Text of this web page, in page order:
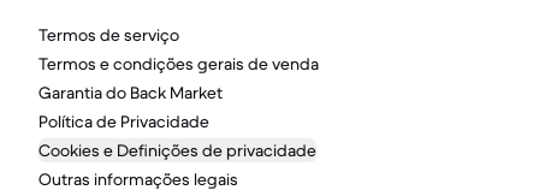
Termos de serviço
Termos e condições gerais de venda
Garantia do Back Market
Política de Privacidade
Cookies e Definições de privacidade
Outras informações legais